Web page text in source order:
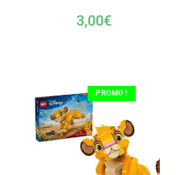
3,00€
PROMO !